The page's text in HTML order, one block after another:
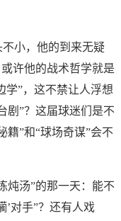
小，他的到来无疑
许他的战术哲学就是
学”，这不禁让人浮想
剧”？这届球迷们是不
籍”和“球场奇谋”会不
炖汤”的那一天：能不
’对手”？还有人戏